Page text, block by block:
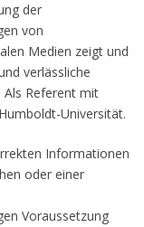
der
von
Medien zeigt und
verlässliche
Referent mit
Universität.
Informationen
oder einer
Voraussetzung